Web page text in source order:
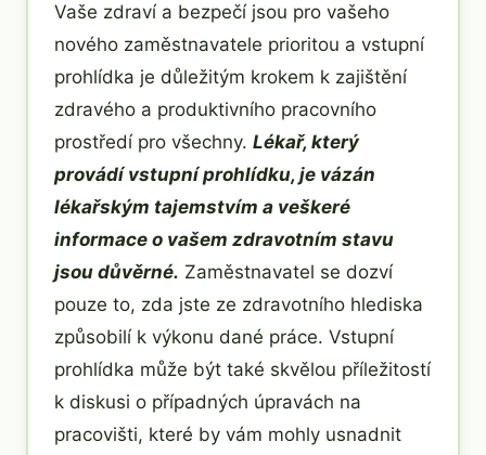
Vaše zdraví a bezpečí jsou pro vašeho
nového zaměstnavatele prioritou a vstupní
prohlídka je důležitým krokem k zajištění
zdravého a produktivního pracovního
prostředí pro všechny. Lékař, který
provádí vstupní prohlídku, je vázán
lékařským tajemstvím a veškeré
informace o vašem zdravotním stavu
jsou důvěrné. Zaměstnavatel se dozví
pouze to, zda jste ze zdravotního hlediska
způsobilí k výkonu dané práce. Vstupní
prohlídka může být také skvělou příležitostí
k diskusi o případných úpravách na
pracovišti, které by vám mohly usnadnit